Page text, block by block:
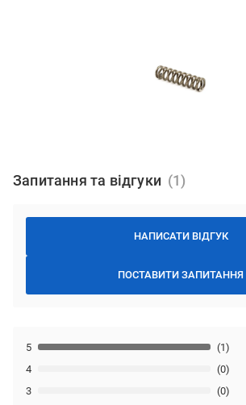
Запитання та відгуки
НАПИСАТИ ВІДГУК
ПОСТАВИТИ ЗАПИТАННЯ
3 (0)
4 (0)
5 (1)